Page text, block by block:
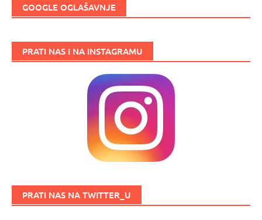
GOOGLE OGLAŠAVNJE
PRATI NAS I NA INSTAGRAMU
PRATI NAS NA TWITTER_U